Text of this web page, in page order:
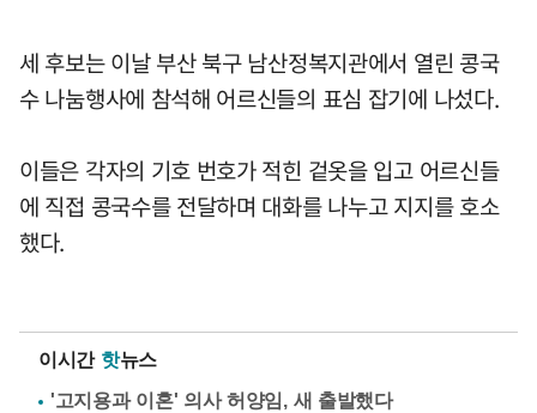
세 후보는 이날 부산 북구 남산정복지관에서 열린 콩국
수 나눔행사에 참석해 어르신들의 표심 잡기에 나섰다.
이들은 각자의 기호 번호가 적힌 겉옷을 입고 어르신들
에 직접 콩국수를 전달하며 대화를 나누고 지지를 호소
했다.
이시간 핫뉴스
'고지용과 이혼' 의사 허양임, 새 출발했다